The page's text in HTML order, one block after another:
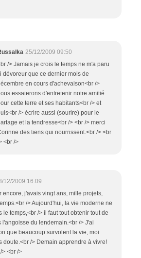
25/12/2009 09:50
/> Jamais je crois le temps ne m'a paru
dévoreur que ce dernier mois de
en cours d'achevaison<br />
essaierons d'entretenir notre amitié
cette terre et ses habitants<br /> et
/> écrire aussi (sourire) pour le
et la tendresse<br /> <br /> merci
des tiens qui nourrissent.<br /> <br
<br />
12/2009 16:09
encore, j'avais vingt ans, mille projets,
/> Aujourd'hui, la vie moderne ne
le temps,<br /> il faut tout obtenir tout de
l'angoisse du lendemain.<br /> J'ai
que beaucoup survolent la vie, moi
doute.<br /> Demain apprendre à vivre!
> <br />